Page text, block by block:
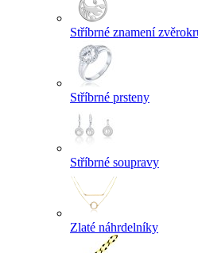
Stříbrné znamení
Stříbrné prsteny
Stříbrné soupravy
Zlaté náhrdelníky